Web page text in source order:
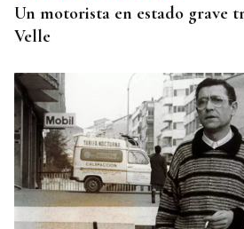
Un motorista en estado grave
Velle